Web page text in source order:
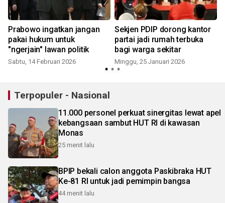
Prabowo ingatkan jangan
pakai hukum untuk
"ngerjain" lawan politik
Sabtu, 14 Februari 2026
Sekjen PDIP dorong kantor
partai jadi rumah terbuka
bagi warga sekitar
Minggu, 25 Januari 2026
Terpopuler - Nasional
11.000 personel perkuat sinergitas lewat apel
kebangsaan sambut HUT RI di kawasan
Monas
25 menit lalu
BPIP bekali calon anggota Paskibraka HUT
Ke-81 RI untuk jadi pemimpin bangsa
44 menit lalu